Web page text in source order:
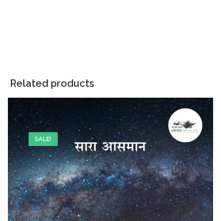
Related products
SALE!